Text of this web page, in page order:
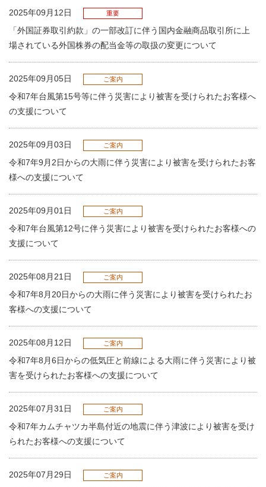
2025年09月12日 重要
「外国証券取引約款」の一部改訂に伴う国内金融商品取引所に上
場されている外国株券の配当金等の取扱の変更について
2025年09月05日 ご案内
令和7年台風第15号等に伴う災害により被害を受けられたお客様へ
の支援について
2025年09月03日 ご案内
令和7年9月2日からの大雨に伴う災害により被害を受けられたお客
様への支援について
2025年09月01日 ご案内
令和7年台風第12号に伴う災害により被害を受けられたお客様への
支援について
2025年08月21日 ご案内
令和7年8月20日からの大雨に伴う災害により被害を受けられたお
客様への支援について
2025年08月12日 ご案内
令和7年8月6日からの低気圧と前線による大雨に伴う災害により被
害を受けられたお客様への支援について
2025年07月31日 ご案内
令和7年カムチャツカ半島付近の地震に伴う津波により被害を受け
られたお客様への支援について
2025年07月29日 ご案内